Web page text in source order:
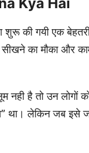
शुरू की गयी एक
का मौका और
नही है तो उन लोगों
था। लेकिन जब इसे